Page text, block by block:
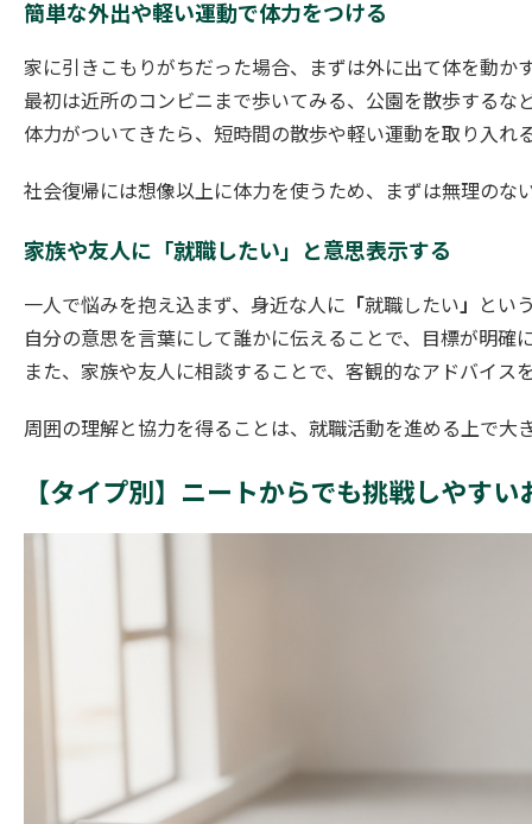
簡単な外出や軽い運動で体力をつける
家に引きこもりがちだった場合、まずは外に出て体を動か
最初は近所のコンビニまで歩いてみる、公園を散歩するな
体力がついてきたら、短時間の散歩や軽い運動を取り入れ
社会復帰には想像以上に体力を使うため、まずは無理の
家族や友人に「就職したい」と意思表示する
一人で悩みを抱え込まず、身近な人に 「就職したい 」 とい
自分の意思を言葉にして誰かに伝えることで、目標が明確
また、家族や友人に相談することで、客観的なアドバイ
周囲の理解と協力を得ることは、就職活動を進める上で大
【タイプ別】ニートからでも挑戦しやす